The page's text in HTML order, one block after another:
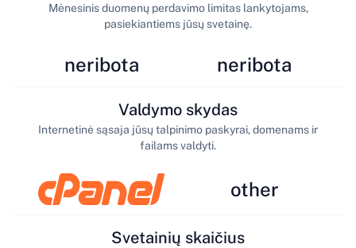
neribota
Mėnesinis duomenų perdavimo limitas lankytojams,
pasiekiantiems jūsų svetainę.
neribota
Valdymo skydas
Internetinė sąsaja jūsų talpinimo paskyrai, domenams ir
failams valdyti.
other
Svetainių skaičius